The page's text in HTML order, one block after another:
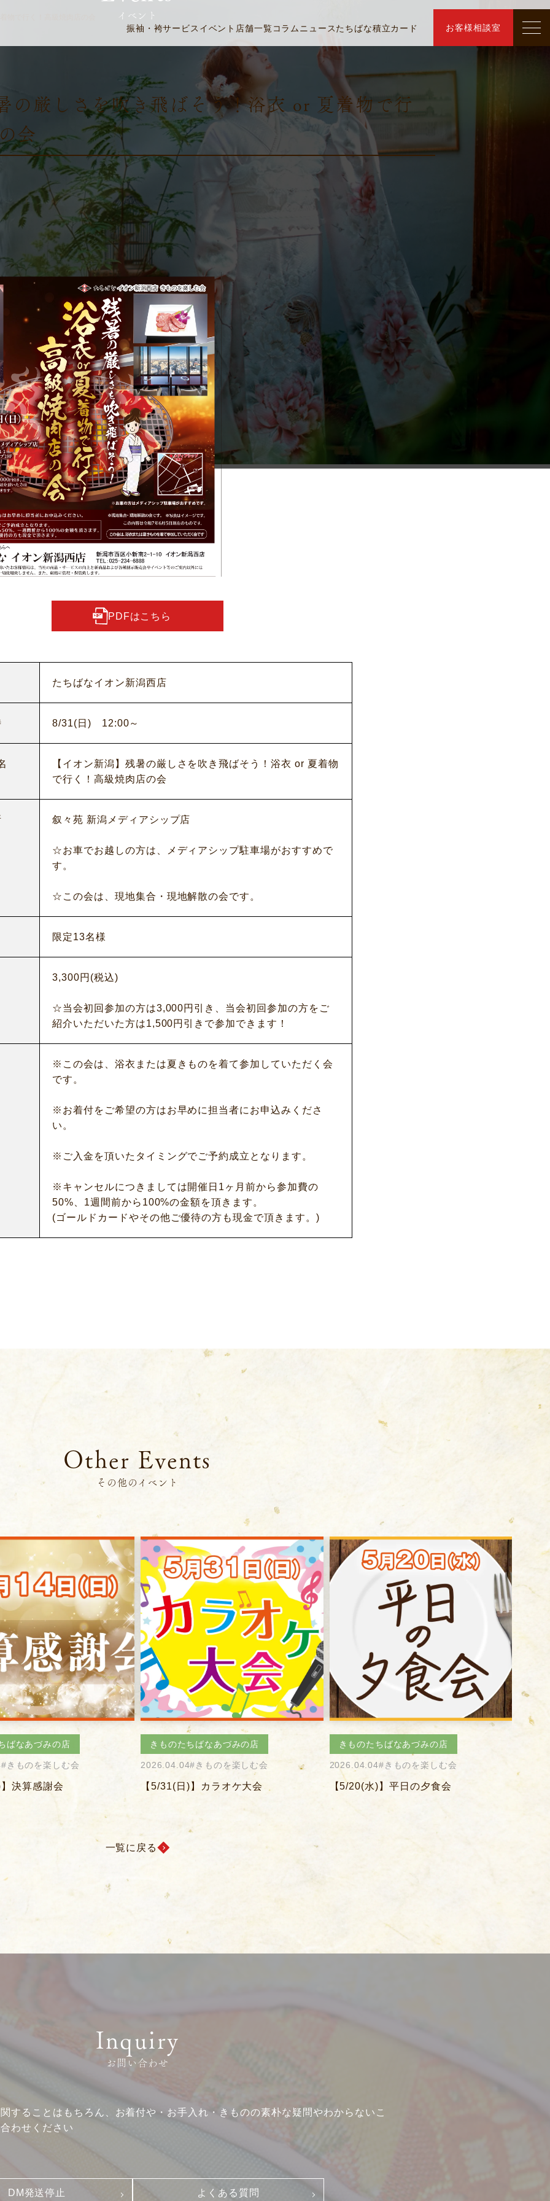
振袖・袴サービス イベント 店舗一覧コラム ニュースたちばな積立カード お客様相談室
ビジョン
プレスリリース
お客様相談室
クーリングオフ
よくある質問
プライバシーポリシー
古物営業法に基づく表示
イベント
の厳しさを吹き飛ばそう！浴衣 or 夏着物で行
会
PDFはこちら
たちばなイオン新潟西店
8/31(日) 12:00～
【イオン新潟】残暑の厳しさを吹き飛ばそう！浴衣 or 夏着物
で行く！高級焼肉店の会
叙々苑 新潟メディアシップ店
☆お車でお越しの方は、メディアシップ駐車場がおすすめで
す。
☆この会は、現地集合・現地解散の会です。
限定13名様
3,300円(税込)
☆当会初回参加の方は3,000円引き、当会初回参加の方をご
紹介いただいた方は1,500円引きで参加できます！
※この会は、浴衣または夏きものを着て参加していただく会
です。
※お着付をご希望の方はお早めに担当者にお申込みくださ
い。
※ご入金を頂いたタイミングでご予約成立となります。
※キャンセルにつきましては開催日1ヶ月前から参加費の
50%、1週間前から100%の金額を頂きます。
(ゴールドカードやその他ご優待の方も現金で頂きます。)
Other Events
その他のイベント
ばなあづみの店
#きものを楽しむ会
カラオケ大会
きものたちばなあづみの店
2026.04.04#きものを楽しむ会
【5/20(水)】平日の夕食会
きものたちばなあづみの店
2026.04.03#きものを楽しむ会
【4/12(日)】お花見会
一覧に戻る
Inquiry
お問い合わせ
することはもちろん、お着付や・お手入れ・きものの素朴な疑問やわからないこ
わせください
DM発送停止 よくある質問